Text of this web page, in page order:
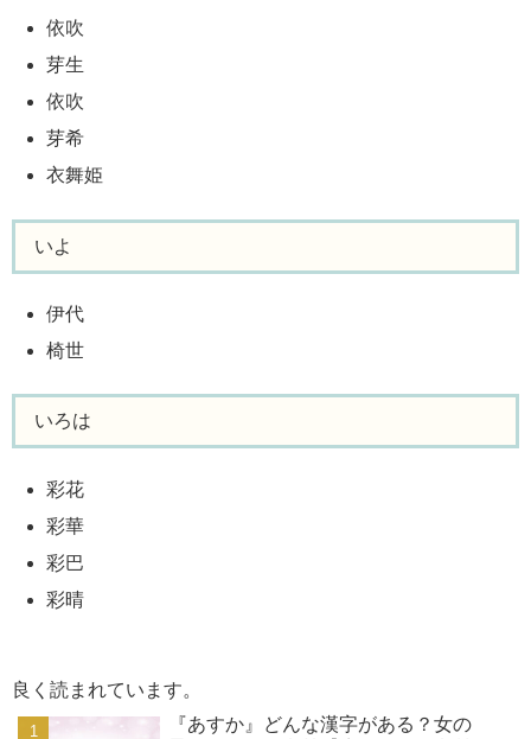
依吹
芽生
依吹
芽希
衣舞姫
いよ
伊代
椅世
いろは
彩花
彩華
彩巴
彩晴
良く読まれています。
『あすか』どんな漢字がある？女の